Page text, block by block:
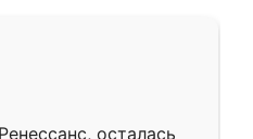
осталась